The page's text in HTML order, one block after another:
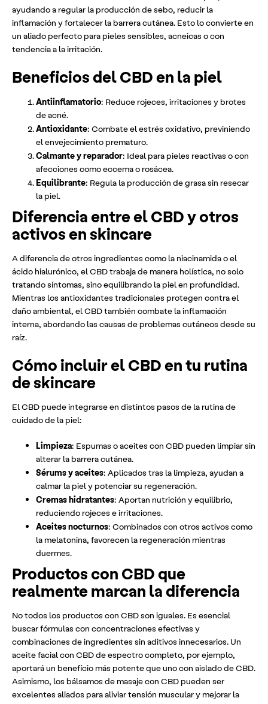
ayudando a regular la producción de sebo, reducir la
inflamación y fortalecer la barrera cutánea. Esto lo convierte en
un aliado perfecto para pieles sensibles, acneicas o con
tendencia a la irritación.
Beneficios del CBD en la piel
Antiinflamatorio: Reduce rojeces, irritaciones y brotes
de acné.
Antioxidante: Combate el estrés oxidativo, previniendo
el envejecimiento prematuro.
Calmante y reparador: Ideal para pieles reactivas o con
afecciones como eccema o rosácea.
Equilibrante: Regula la producción de grasa sin resecar
la piel.
Diferencia entre el CBD y otros
activos en skincare
A diferencia de otros ingredientes como la niacinamida o el
ácido hialurónico, el CBD trabaja de manera holística, no solo
tratando síntomas, sino equilibrando la piel en profundidad.
Mientras los antioxidantes tradicionales protegen contra el
daño ambiental, el CBD también combate la inflamación
interna, abordando las causas de problemas cutáneos desde su
raíz.
Cómo incluir el CBD en tu rutina
de skincare
El CBD puede integrarse en distintos pasos de la rutina de
cuidado de la piel:
Limpieza: Espumas o aceites con CBD pueden limpiar sin
alterar la barrera cutánea.
Sérums y aceites: Aplicados tras la limpieza, ayudan a
calmar la piel y potenciar su regeneración.
Cremas hidratantes: Aportan nutrición y equilibrio,
reduciendo rojeces e irritaciones.
Aceites nocturnos: Combinados con otros activos como
la melatonina, favorecen la regeneración mientras
duermes.
Productos con CBD que
realmente marcan la diferencia
No todos los productos con CBD son iguales. Es esencial
buscar fórmulas con concentraciones efectivas y
combinaciones de ingredientes sin aditivos innecesarios. Un
aceite facial con CBD de espectro completo, por ejemplo,
aportará un beneficio más potente que uno con aislado de CBD.
Asimismo, los bálsamos de masaje con CBD pueden ser
excelentes aliados para aliviar tensión muscular y mejorar la